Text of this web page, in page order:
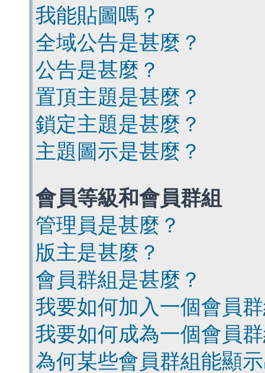
我能貼圖嗎？
全域公告是甚麼？
公告是甚麼？
置頂主題是甚麼？
鎖定主題是甚麼？
主題圖示是甚麼？
會員等級和會員群組
管理員是甚麼？
版主是甚麼？
會員群組是甚麼？
我要如何加入一個會員
我要如何成為一個會員
為何某些會員群組能顯